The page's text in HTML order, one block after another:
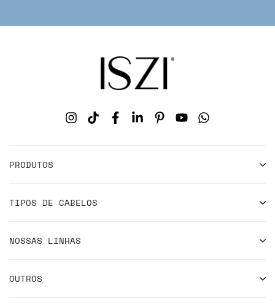
PRODUTOS
TIPOS DE CABELOS
NOSSAS LINHAS
OUTROS